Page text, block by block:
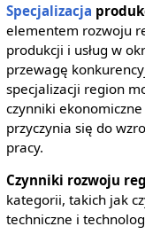
Specjalizacja
elementem rozwoju
produkcji i usług w
przewagę
specjalizacji region
czynniki
przyczynia się do
pracy.
Czynniki rozwoju
kategorii, takich jak
techniczne i